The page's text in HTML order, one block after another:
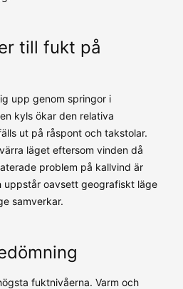
till fukt på
upp genom springor i
kyls ökar den relativa
ut på råspont och takstolar.
läget eftersom vinden då
problem på kallvind är
uppstår oavsett geografiskt läge
samverkar.
fuktnivåerna. Varm och